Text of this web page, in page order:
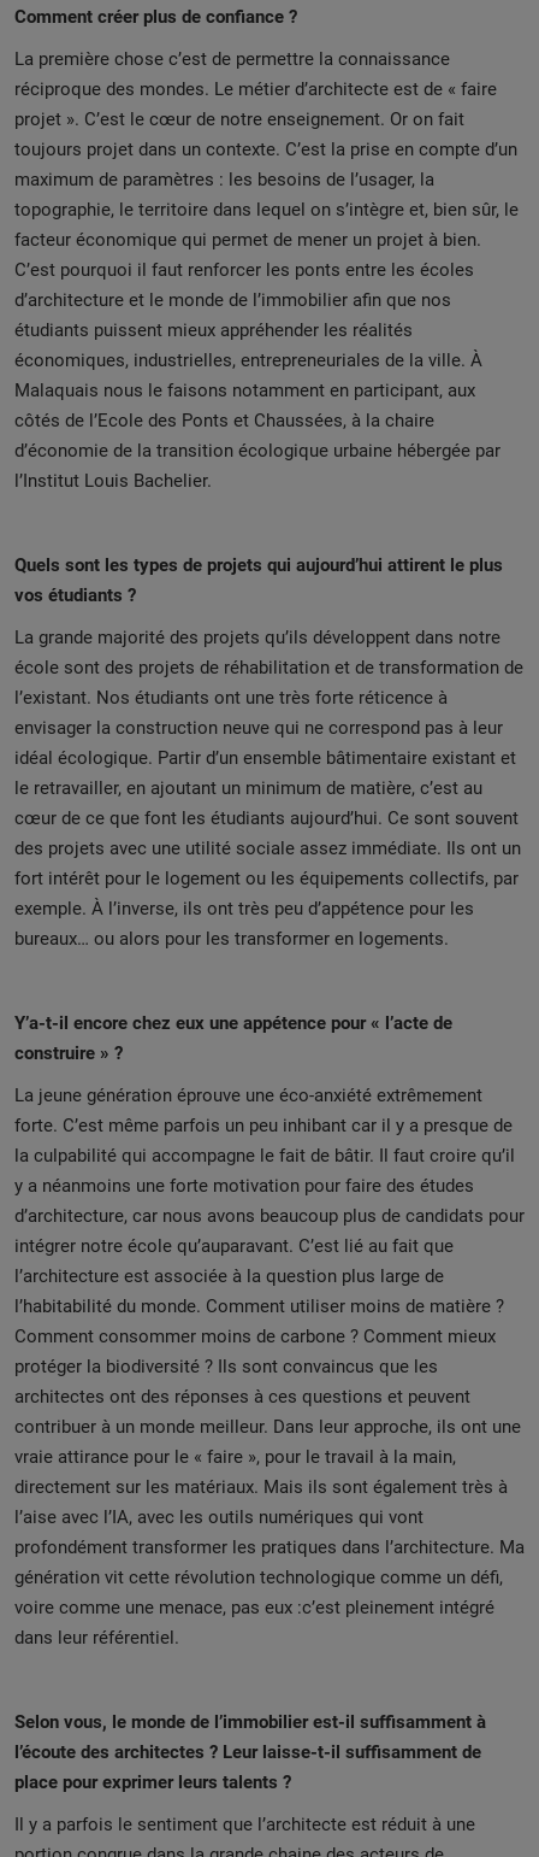
Comment créer plus de confiance ?
La première chose c’est de permettre la connaissance
réciproque des mondes. Le métier d’architecte est de « faire
projet ». C’est le cœur de notre enseignement. Or on fait
toujours projet dans un contexte. C’est la prise en compte d’un
maximum de paramètres : les besoins de l’usager, la
topographie, le territoire dans lequel on s’intègre et, bien sûr, le
facteur économique qui permet de mener un projet à bien.
C’est pourquoi il faut renforcer les ponts entre les écoles
d’architecture et le monde de l’immobilier afin que nos
étudiants puissent mieux appréhender les réalités
économiques, industrielles, entrepreneuriales de la ville. À
Malaquais nous le faisons notamment en participant, aux
côtés de l’Ecole des Ponts et Chaussées, à la chaire
d’économie de la transition écologique urbaine hébergée par
l’Institut Louis Bachelier.
Quels sont les types de projets qui aujourd’hui attirent le plus
vos étudiants ?
La grande majorité des projets qu’ils développent dans notre
école sont des projets de réhabilitation et de transformation de
l’existant. Nos étudiants ont une très forte réticence à
envisager la construction neuve qui ne correspond pas à leur
idéal écologique. Partir d’un ensemble bâtimentaire existant et
le retravailler, en ajoutant un minimum de matière, c’est au
cœur de ce que font les étudiants aujourd’hui. Ce sont souvent
des projets avec une utilité sociale assez immédiate. Ils ont un
fort intérêt pour le logement ou les équipements collectifs, par
exemple. À l’inverse, ils ont très peu d’appétence pour les
bureaux… ou alors pour les transformer en logements.
Y’a-t-il encore chez eux une appétence pour « l’acte de
construire » ?
La jeune génération éprouve une éco-anxiété extrêmement
forte. C’est même parfois un peu inhibant car il y a presque de
la culpabilité qui accompagne le fait de bâtir. Il faut croire qu’il
y a néanmoins une forte motivation pour faire des études
d’architecture, car nous avons beaucoup plus de candidats pour
intégrer notre école qu’auparavant. C’est lié au fait que
l’architecture est associée à la question plus large de
l’habitabilité du monde. Comment utiliser moins de matière ?
Comment consommer moins de carbone ? Comment mieux
protéger la biodiversité ? Ils sont convaincus que les
architectes ont des réponses à ces questions et peuvent
contribuer à un monde meilleur. Dans leur approche, ils ont une
vraie attirance pour le « faire », pour le travail à la main,
directement sur les matériaux. Mais ils sont également très à
l’aise avec l’IA, avec les outils numériques qui vont
profondément transformer les pratiques dans l’architecture. Ma
génération vit cette révolution technologique comme un défi,
voire comme une menace, pas eux :c’est pleinement intégré
dans leur référentiel.
Selon vous, le monde de l’immobilier est-il suffisamment à
l’écoute des architectes ? Leur laisse-t-il suffisamment de
place pour exprimer leurs talents ?
Il y a parfois le sentiment que l’architecte est réduit à une